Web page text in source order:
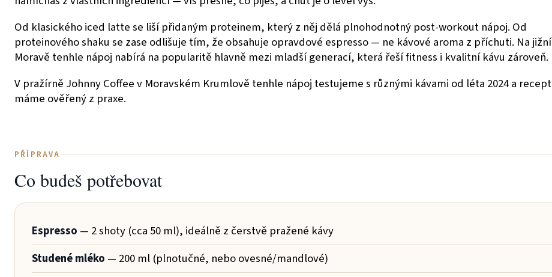
Od klasického iced latte se liší přidaným proteinem, který z něj dělá plnohodnotný post-workout nápoj. Od
proteinového shaku se zase odlišuje tím, že obsahuje opravdové espresso — ne kávové aroma z příchuti. Na jižní
Moravě tenhle nápoj nabírá na popularitě hlavně mezi mladší generací, která řeší fitness i kvalitní kávu zároveň.
V pražírně Johnny Coffee v Moravském Krumlově tenhle nápoj testujeme s různými kávami od léta 2024 a recept
máme ověřený z praxe.
PŘÍPRAVA
Co budeš potřebovat
Espresso — 2 shoty (cca 50 ml), ideálně z čerstvě pražené kávy
Studené mléko — 200 ml (plnotučné, nebo ovesné/mandlové)